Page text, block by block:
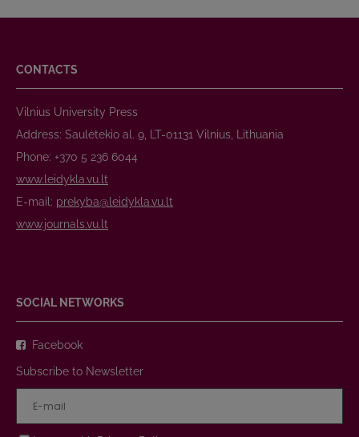
CONTACTS
Vilnius University Press
Address: Saulėtekio al. 9, LT-01131 Vilnius, Lithuania
Phone: +370 5 236 6044
www.leidykla.vu.lt
E-mail: prekyba@leidykla.vu.lt
www.journals.vu.lt
SOCIAL NETWORKS
Facebook
Subscribe to Newsletter